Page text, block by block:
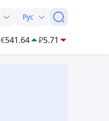
Рус
€541.64 ₽5.71